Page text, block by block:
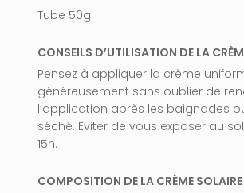
Tube 50g
CONSEILS D’UTILISATION DE LA
Pensez à appliquer la crème
généreusement sans oublier de
l’application après les baignades
séché. Eviter de vous exposer au
15h.
COMPOSITION DE LA CRÈME SOLAIRE